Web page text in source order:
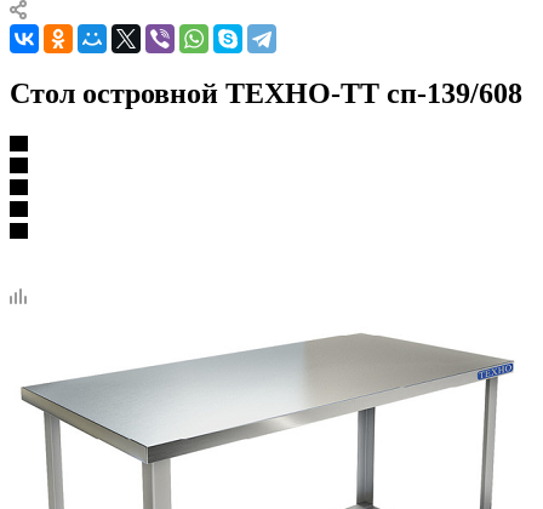
Стол островной ТЕХНО-ТТ сп-139/608